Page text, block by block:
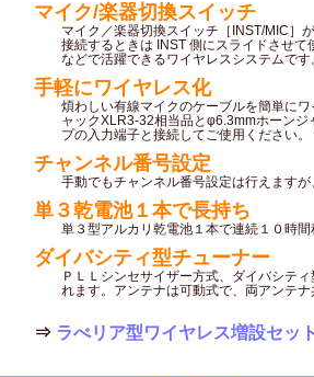
マイク/楽器切換スイッチ
マイク／楽器切換スイッチ［INST/MIC］
接続するときは INST 側にスライドさせ
などで活躍できるワイヤレスシステムです
手軽にワイヤレス化
煩わしい有線マイクのケーブルを簡単に
ャックXLR3-32相当品とφ6.3mmホーン
プの入力端子と接続してご使用ください。
チャンネル番号設定
手動でもチャンネル番号設定は行えますが
単３乾電池１本で長持ち
単３型アルカリ乾電池１本で連続１０時間
ダイバシティ型チューナー
ＰＬＬシンセサイザー方式、ダイバシテ
れます。アンテナは可動式で、両アンテ
⇒ ラべリア型ワイヤレス増設セッ